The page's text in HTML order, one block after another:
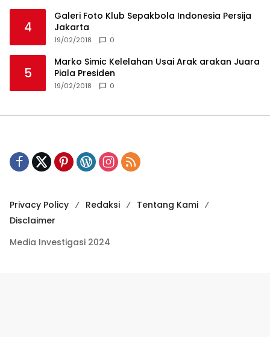
4
Galeri Foto Klub Sepakbola Indonesia Persija
Jakarta
19/02/2018 0
5
Marko Simic Kelelahan Usai Arak arakan Juara
Piala Presiden
19/02/2018 0
Privacy Policy Redaksi
Tentang Kami
Disclaimer
Media Investigasi 2024